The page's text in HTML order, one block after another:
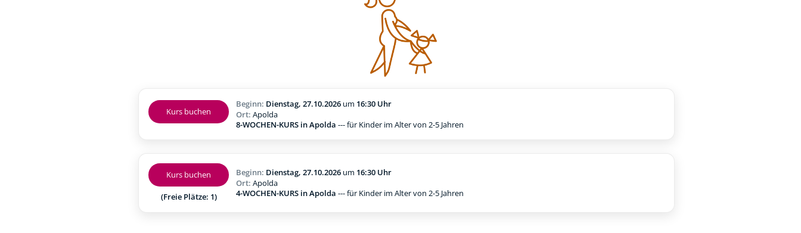
Kurs buchen
Beginn: Dienstag, 27.10.2026 um 16:30 Uhr
Ort: Apolda
8-WOCHEN-KURS in Apolda --- für Kinder im Alter von 2-5 Jahren
Kurs buchen
(Freie Plätze: 1)
Beginn: Dienstag, 27.10.2026 um 16:30 Uhr
Ort: Apolda
4-WOCHEN-KURS in Apolda --- für Kinder im Alter von 2-5 Jahren